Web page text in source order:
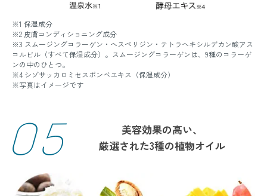
※1 保湿成分
※2 皮膚コンディショニング成分
※3 スムージングコラーゲン・ヘスペリジン・テトラヘキシルデカン酸アス
コルビル（すべて保湿成分）。スムージングコラーゲンは、9種のコラーゲ
ンの中のひとつ。
※4 シゾサッカロミセスポンベエキス（保湿成分）
※写真はイメージです
05
美容効果の高い、
厳選された3種の植物オイル